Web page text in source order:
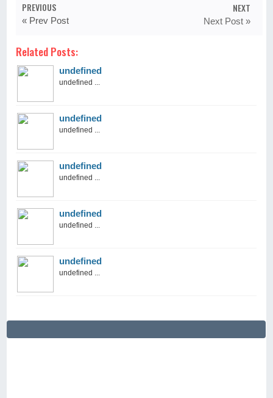
PREVIOUS
« Prev Post
NEXT
Next Post »
Related Posts:
undefined
undefined ...
undefined
undefined ...
undefined
undefined ...
undefined
undefined ...
undefined
undefined ...